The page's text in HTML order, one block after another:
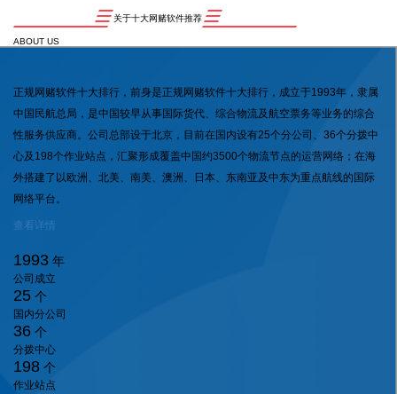
关于十大网赌软件推荐
ABOUT US
正规网赌软件十大排行，前身是正规网赌软件十大排行，成立于1993年，隶属
中国民航总局，是中国较早从事国际货代、综合物流及航空票务等业务的综合
性服务供应商。公司总部设于北京，目前在国内设有25个分公司、36个分拨中
心及198个作业站点，汇聚形成覆盖中国约3500个物流节点的运营网络；在海
外搭建了以欧洲、北美、南美、澳洲、日本、东南亚及中东为重点航线的国际
网络平台。
查看详情
1993 年
公司成立
25 个
国内分公司
36 个
分拨中心
198 个
作业站点